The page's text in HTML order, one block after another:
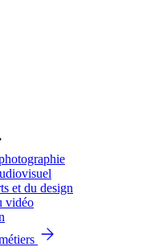
et du design
vidéo